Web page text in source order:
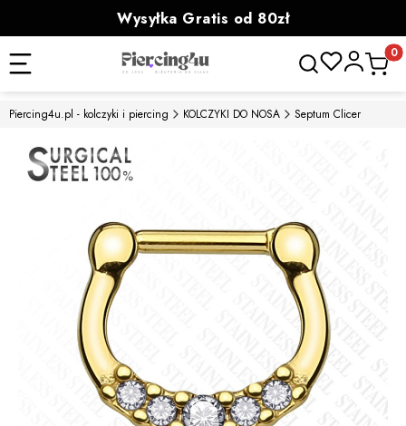
Wysyłka Gratis od 80zł
powyżej 100zł prezent
Otwórz
Piercing4u.pl - kolczyki i piercing KOLCZYKI DO NOSA Septum Clicer